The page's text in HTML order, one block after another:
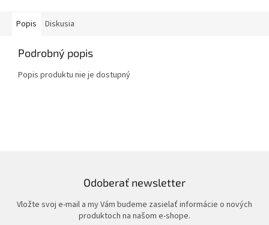
Popis Diskusia
Podrobný popis
Popis produktu nie je dostupný
Odoberať newsletter
Vložte svoj e-mail a my Vám budeme zasielať informácie o nových
produktoch na našom e-shope.